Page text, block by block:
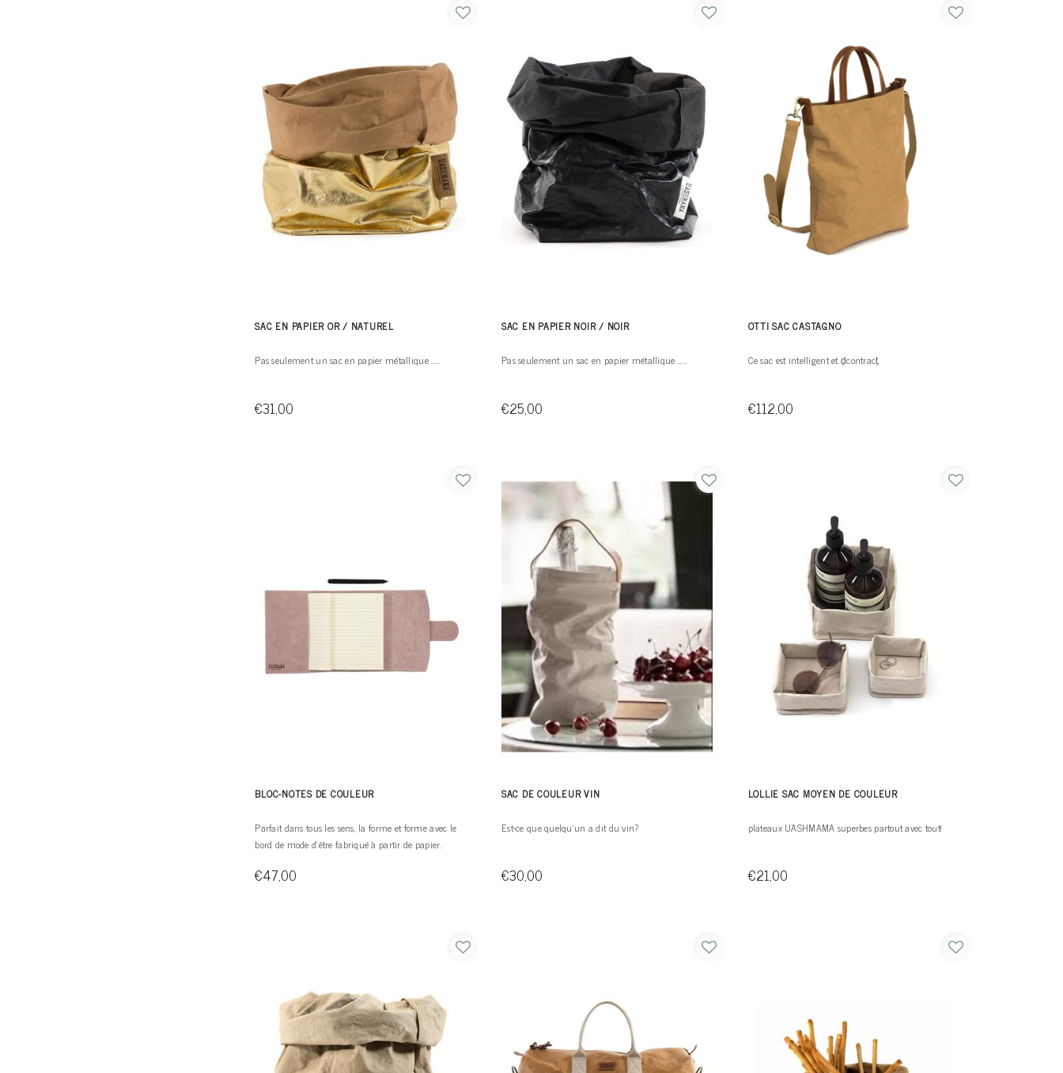
SAC EN PAPIER OR / NATUREL
Pas seulement un sac en papier métallique .....
€31,00
SAC EN PAPIER NOIR / NOIR
Pas seulement un sac en papier métallique .....
€25,00
OTTI SAC CASTAGNO
Ce sac est intelligent et d̩contract̩.
€112,00
BLOC-NOTES DE COULEUR
Parfait dans tous les sens, la forme et forme avec le
bord de mode d'être fabriqué à partir de papier.
€47,00
SAC DE COULEUR VIN
Est-ce que quelqu'un a dit du vin?
€30,00
LOLLIE SAC MOYEN DE COULEUR
plateaux UASHMAMA superbes partout avec tout!
€21,00